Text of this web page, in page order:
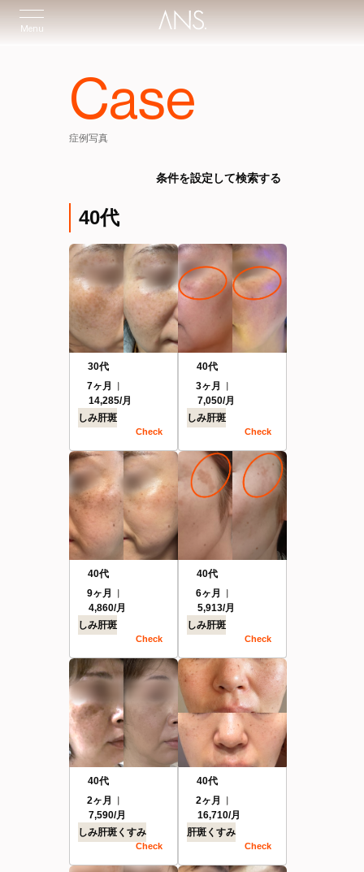
Menu
Case
症例写真
条件を設定して検索する
40代
30代
7ヶ月
14,285/月
しみ肝斑
Check
40代
3ヶ月
7,050/月
しみ肝斑
Check
40代
9ヶ月
4,860/月
しみ肝斑
Check
40代
6ヶ月
5,913/月
しみ肝斑
Check
40代
2ヶ月
7,590/月
しみ肝斑 くすみ
Check
40代
2ヶ月
16,710/月
肝斑 くすみ
Check